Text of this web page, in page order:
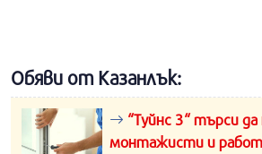
Обяви от Казанлък:
“Туйнс 3“ търси да
монтажисти и